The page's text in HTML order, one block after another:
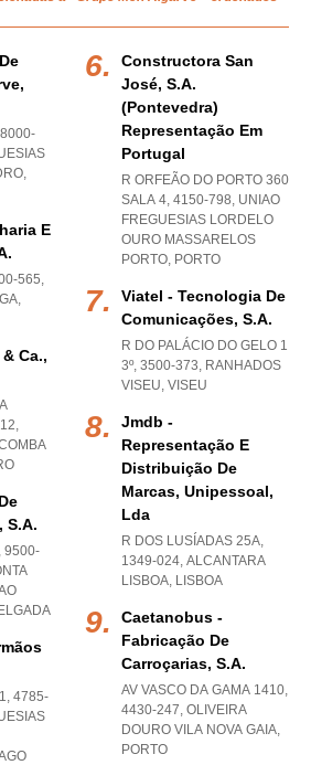
,
E
565,
,
Ca.,
S.a.
9500-
4785-
Constructora San
José, S.a.
(pontevedra)
Representação Em
Portugal
R ORFEÃO DO PORTO 360
SALA 4, 4150-798, UNIAO
FREGUESIAS LORDELO
OURO MASSARELOS
PORTO, PORTO
Viatel - Tecnologia De
Comunicações, S.a.
R DO PALÁCIO DO GELO 1
3º, 3500-373, RANHADOS
VISEU, VISEU
Jmdb -
Representação E
Distribuição De
Marcas, Unipessoal,
Lda
R DOS LUSÍADAS 25A,
1349-024, ALCANTARA
LISBOA, LISBOA
Caetanobus -
Fabricação De
Carroçarias, S.a.
AV VASCO DA GAMA 1410,
4430-247, OLIVEIRA
DOURO VILA NOVA GAIA,
PORTO